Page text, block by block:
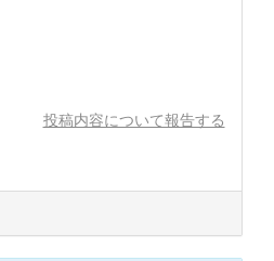
投稿内容について報告する